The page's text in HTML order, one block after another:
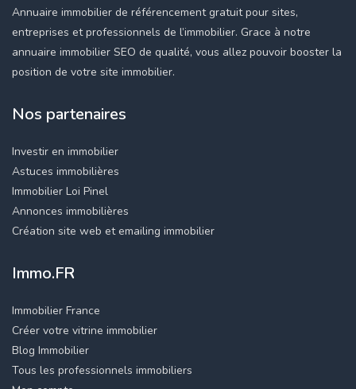
Annuaire immobilier de référencement gratuit pour sites,
entreprises et professionnels de l’immobilier. Grace à notre
annuaire immobilier SEO de qualité, vous allez pouvoir booster la
position de votre site immobilier.
Nos partenaires
Investir en immobilier
Astuces immobilières
Immobilier Loi Pinel
Annonces immobilières
Création site web et emailing immobilier
Immo.FR
Immobilier France
Créer votre vitrine immobilier
Blog Immobilier
Tous les professionnels immobiliers